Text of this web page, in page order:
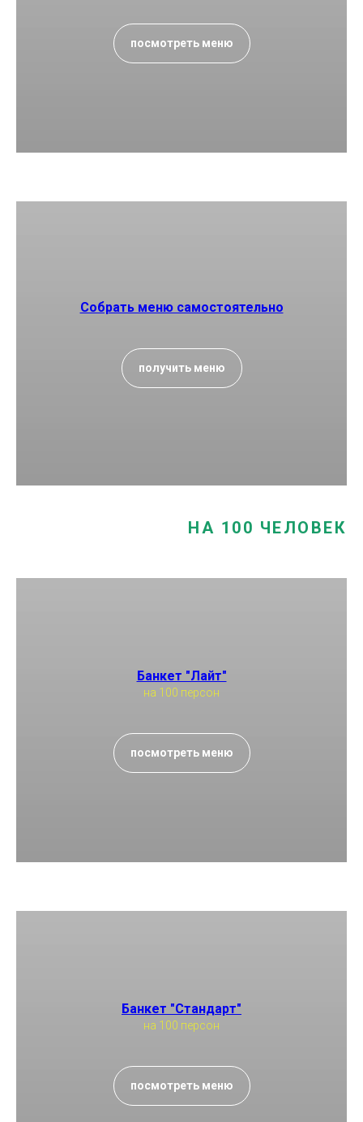
посмотреть меню
Собрать меню самостоятельно
получить меню
НА 100 ЧЕЛОВЕК
Банкет "Лайт"
на 100 персон
посмотреть меню
Банкет "Стандарт"
на 100 персон
посмотреть меню